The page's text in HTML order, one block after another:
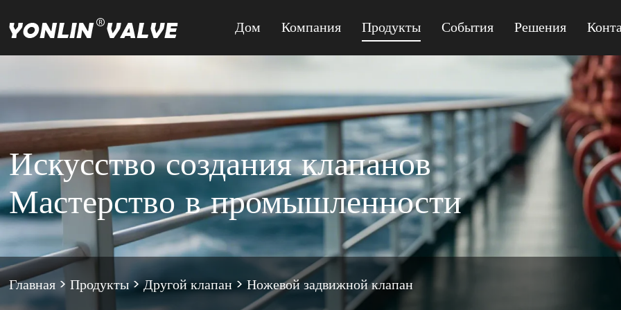
Дом Компания Продукты События Решения
Искусство создания клапанов
Мастерство в промышленности
Главная > Продукты>Другой клапан > Ножевой задвижной клапан